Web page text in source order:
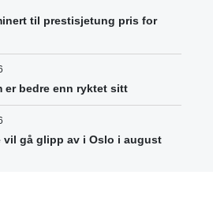
til prestisjetung pris for
er bedre enn ryktet sitt
vil gå glipp av i Oslo i august